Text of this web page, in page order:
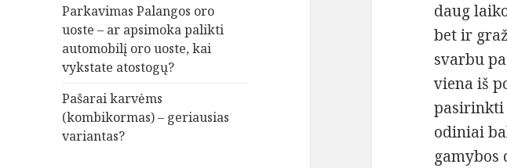
Parkavimas Palangos oro
uoste – ar apsimoka palikti
automobilį oro uoste, kai
vykstate atostogų?
Pašarai karvėms
(kombikormas) – geriausias
variantas?
daug
bet ir
svarbu
viena iš
pasirinkti
odiniai
gamybos